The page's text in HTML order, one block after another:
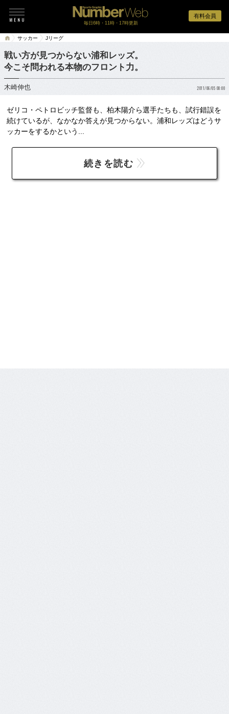
有料会員
毎日6時・11時・17時更新
サッカー Jリーグ
戦い方が見つからない浦和レッズ。
今こそ問われる本物のフロント力。
木崎伸也 2011/06/05 08:00
ゼリコ・ペトロビッチ監督も、柏木陽介ら選手たちも、試行錯誤を
続けているが、なかなか答えが見つからない。浦和レッズはどうサ
ッカーをするかという...
続きを読む